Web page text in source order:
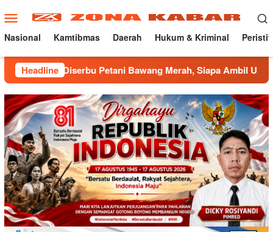
ke
konten
Menu
Mobile
Nasional Kamtibmas Daerah Hukum & Kriminal
Headline
Petani Bawang Merah, Siapa Ambil Untung ???